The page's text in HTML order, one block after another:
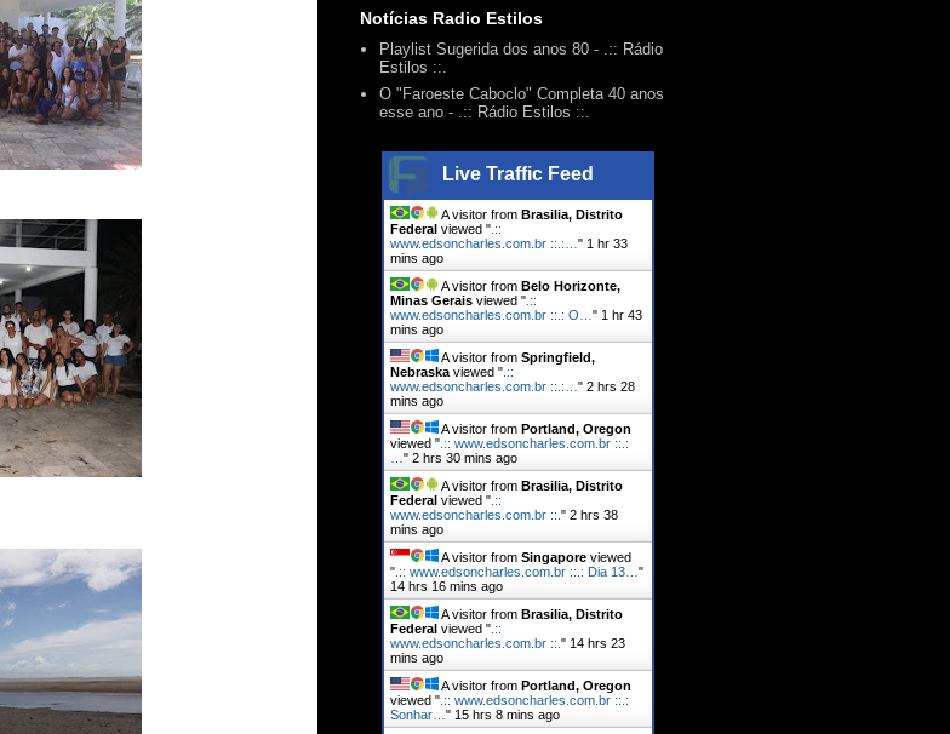
Notícias Radio Estilos
Playlist Sugerida dos anos 80 - .:: Rádio
Estilos ::.
O "Faroeste Caboclo" Completa 40 anos
esse ano - .:: Rádio Estilos ::.
Live Traffic Feed
A visitor from Brasilia, Distrito
Federalviewed ".::
www.edsoncharles.com.br ::.:… " 1 hr 33
mins ago
A visitor from Belo Horizonte,
Minas Geraisviewed ".::
www.edsoncharles.com.br ::.: O… " 1 hr 43
mins ago
A visitor from Springfield,
Nebraskaviewed ".::
www.edsoncharles.com.br ::.:… " 2 hrs 28
mins ago
A visitor from Portland, Oregon
viewed ".:: www.edsoncharles.com.br ::.:
" 2 hrs 30 mins ago
A visitor from Brasilia, Distrito
Federalviewed ".::
www.edsoncharles.com.br ::. " 2 hrs 38
mins ago
A visitor from Singaporeviewed
".:: www.edsoncharles.com.br ::.: Dia 13… "
14 hrs 16 mins ago
A visitor from Brasilia, Distrito
Federalviewed ".::
www.edsoncharles.com.br ::. " 14 hrs 23
mins ago
A visitor from Portland, Oregon
viewed ".:: www.edsoncharles.com.br ::.:
Sonhar… " 15 hrs 8 mins ago